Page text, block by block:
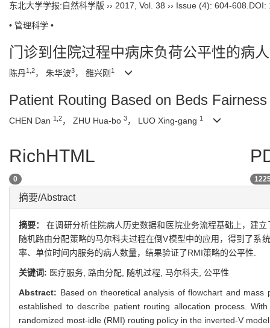
东北大学学报:自然科学版 ›› 2017 Vol. 38 ›› Issue (4): 604-608. DOI:
• 管理科学 •
门诊到住院过程中病床负荷公平性的病
陈丹1,2， 朱华波3， 雒兴刚 1
Patient Routing Based on Beds
CHEN Dan 1,2， ZHU Hua-bo 3， LUO Xing-gang 1
RichHTML
0
摘要/Abstract
摘要：在调研分析住院病人历史数据和医院业务流程基础上，建
随机路由分配策略的马尔科夫过程在倒V模型中的应用，得到了
率、单位时间内服务的病人数量，结果验证了RMI策略的公平性.
关键词: 医疗服务, 路由分配, 随机过程, 马尔科夫, 公平性
Abstract: Based on theoretical analysis of flowchart and
established to describe patient routing allocation process.
randomized most-idle (RMI) routing policy in the inverted-V